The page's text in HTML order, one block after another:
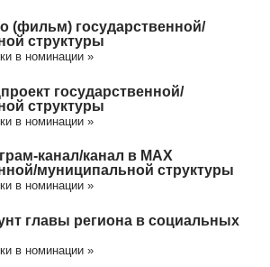
(фильм) государственной/
структуры
в номинации »
государственной/
структуры
в номинации »
канал/канал в МАХ
муниципальной структуры
в номинации »
главы региона в социальных
в номинации »